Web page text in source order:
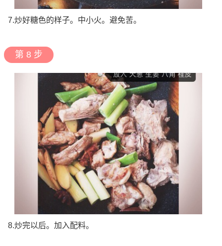
7.炒好糖色的样子。中小火。避免苦。
第 8 步
8.炒完以后。加入配料。